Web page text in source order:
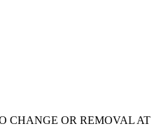
CHANGE OR REMOVAL AT